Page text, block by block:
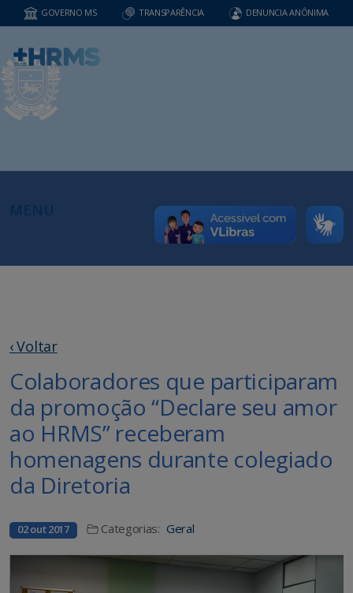
GOVERNO MS TRANSPARÊNCIA DENUNCIA ANÔNIMA
‹ Voltar
Colaboradores que participaram
da promoção “Declare seu amor
ao HRMS” receberam
homenagens durante colegiado
da Diretoria
02 out 2017 Categorias: Geral